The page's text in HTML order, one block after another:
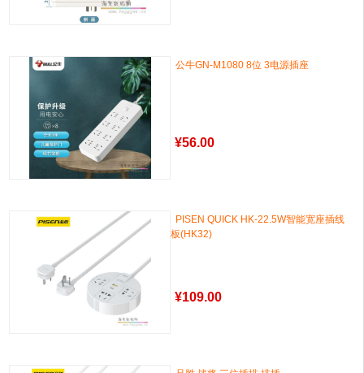
公牛GN-M1080 8位 3电源插座
¥56.00
PISEN QUICK HK-22.5W智能宽座插线
板(HK32)
¥109.00